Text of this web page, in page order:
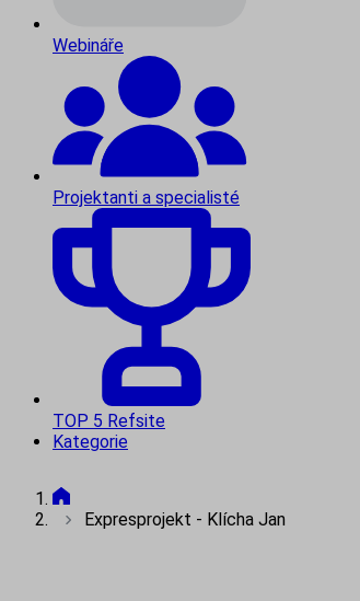
Webináře
Projektanti a specialisté
TOP 5 Refsite
Kategorie
Expresprojekt - Klícha Jan